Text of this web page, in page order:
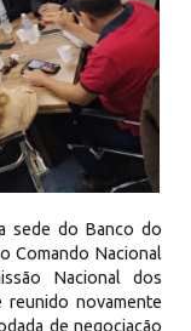
sede do Banco do
Comando Nacional
Nacional dos
reunido novamente
de negociação